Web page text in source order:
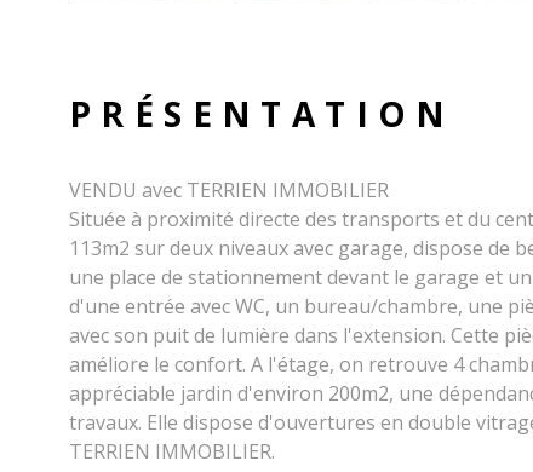
PRÉSENTATION
VENDU avec TERRIEN IMMOBILIER
Située à proximité directe des transports et du
113m2 sur deux niveaux avec garage, dispose
une place de stationnement devant le garage et
d'une entrée avec WC, un bureau/chambre, une
avec son puit de lumière dans l'extension. Cette
améliore le confort. A l'étage, on retrouve 4
appréciable jardin d'environ 200m2, une
travaux. Elle dispose d'ouvertures en double
TERRIEN IMMOBILIER.